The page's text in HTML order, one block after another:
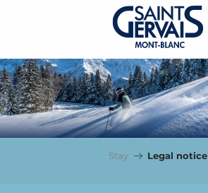
Stay Legal notice